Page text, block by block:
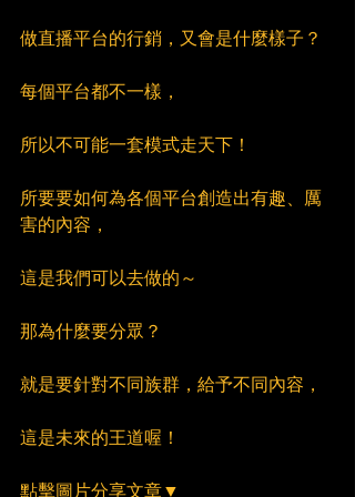
做直播平台的行銷，又會是什麼樣子？
每個平台都不一樣，
所以不可能一套模式走天下！
所要要如何為各個平台創造出有趣、厲
害的內容，
這是我們可以去做的～
那為什麼要分眾？
就是要針對不同族群，給予不同內容，
這是未來的王道喔！
點擊圖片分享文章▼